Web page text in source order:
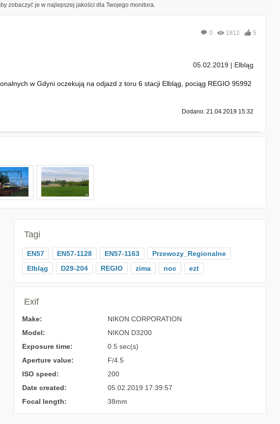
zobaczyć je w najlepszej jakości dla Twojego monitora.
0 1812 5
05.02.2019 | Elbląg
w Gdyni oczekują na odjazd z toru 6 stacji Elbląg, pociąg REGIO 95992
Dodano: 21.04.2019 15:32
Tagi
EN57 EN57-1128 EN57-1163
Przewozy_Regionalne
Elbląg
D29-204 REGIO zima noc ezt
Exif
Make:
NIKON CORPORATION
Model:
NIKON D3200
Exposure time:
0.5 sec(s)
Aperture value:
F/4.5
ISO speed:
200
Date created:
05.02.2019 17:39:57
Focal length:
38mm